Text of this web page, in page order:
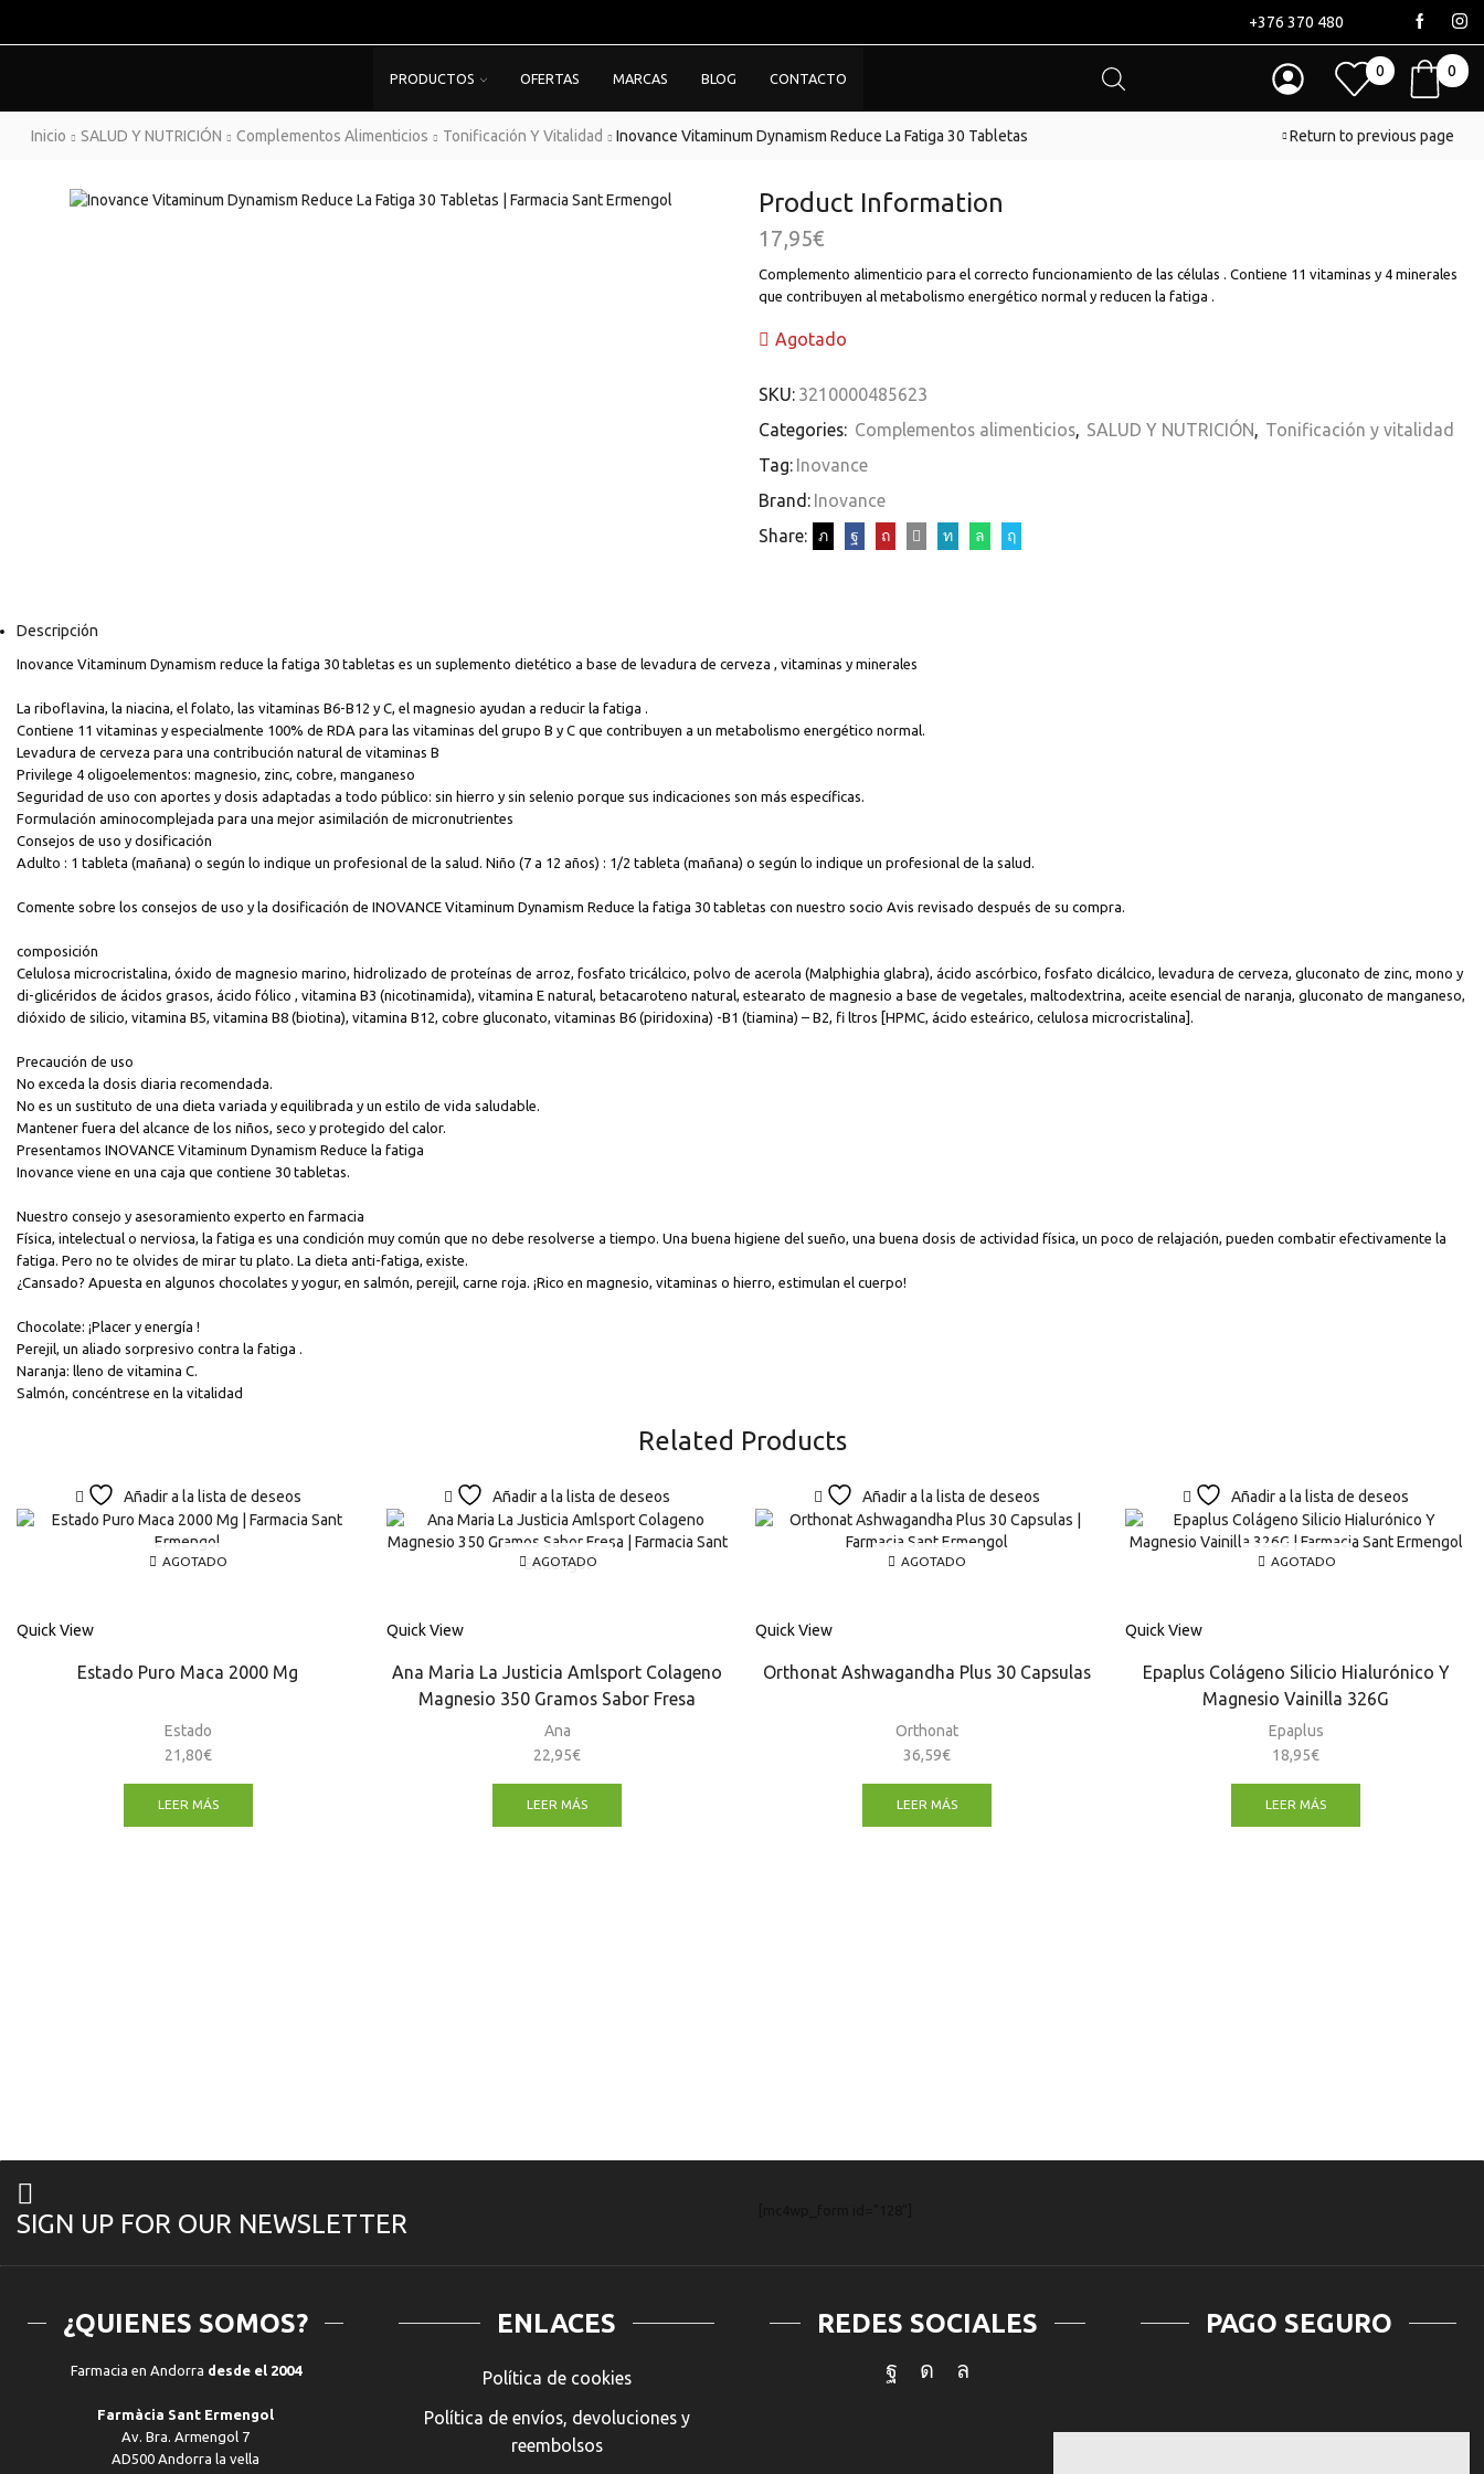
+376 370 480
PRODUCTOS OFERTAS MARCAS BLOG CONTACTO 0 0
Inicio SALUD Y NUTRICIÓN Complementos Alimenticios Tonificación Y Vitalidad Inovance Vitaminum Dynamism Reduce La Fatiga 30 Tabletas Return to previous page
Product Information
17,95€
Complemento alimenticio para el correcto funcionamiento de las células . Contiene 11 vitaminas y 4 minerales
que contribuyen al metabolismo energético normal y reducen la fatiga .
Agotado
SKU: 3210000485623
Categories: Complementos alimenticios, SALUD Y NUTRICIÓN, Tonificación y vitalidad
Tag: Inovance
Brand: Inovance
Share:
Descripción
Inovance Vitaminum Dynamism reduce la fatiga 30 tabletas es un suplemento dietético a base de levadura de cerveza , vitaminas y minerales
La riboflavina, la niacina, el folato, las vitaminas B6-B12 y C, el magnesio ayudan a reducir la fatiga .
Contiene 11 vitaminas y especialmente 100% de RDA para las vitaminas del grupo B y C que contribuyen a un metabolismo energético normal.
Levadura de cerveza para una contribución natural de vitaminas B
Privilege 4 oligoelementos: magnesio, zinc, cobre, manganeso
Seguridad de uso con aportes y dosis adaptadas a todo público: sin hierro y sin selenio porque sus indicaciones son más específicas.
Formulación aminocomplejada para una mejor asimilación de micronutrientes
Consejos de uso y dosificación
Adulto : 1 tableta (mañana) o según lo indique un profesional de la salud. Niño (7 a 12 años) : 1/2 tableta (mañana) o según lo indique un profesional de la salud.
Comente sobre los consejos de uso y la dosificación de INOVANCE Vitaminum Dynamism Reduce la fatiga 30 tabletas con nuestro socio Avis revisado después de su compra.
composición
Celulosa microcristalina, óxido de magnesio marino, hidrolizado de proteínas de arroz, fosfato tricálcico, polvo de acerola (Malphighia glabra), ácido ascórbico, fosfato dicálcico, levadura de cerveza, gluconato de zinc, mono y
di-glicéridos de ácidos grasos, ácido fólico , vitamina B3 (nicotinamida), vitamina E natural, betacaroteno natural, estearato de magnesio a base de vegetales, maltodextrina, aceite esencial de naranja, gluconato de manganeso,
dióxido de silicio, vitamina B5, vitamina B8 (biotina), vitamina B12, cobre gluconato, vitaminas B6 (piridoxina) -B1 (tiamina) – B2, fi ltros [HPMC, ácido esteárico, celulosa microcristalina].
Precaución de uso
No exceda la dosis diaria recomendada.
No es un sustituto de una dieta variada y equilibrada y un estilo de vida saludable.
Mantener fuera del alcance de los niños, seco y protegido del calor.
Presentamos INOVANCE Vitaminum Dynamism Reduce la fatiga
Inovance viene en una caja que contiene 30 tabletas.
Nuestro consejo y asesoramiento experto en farmacia
Física, intelectual o nerviosa, la fatiga es una condición muy común que no debe resolverse a tiempo. Una buena higiene del sueño, una buena dosis de actividad física, un poco de relajación, pueden combatir efectivamente la
fatiga. Pero no te olvides de mirar tu plato. La dieta anti-fatiga, existe.
¿Cansado? Apuesta en algunos chocolates y yogur, en salmón, perejil, carne roja. ¡Rico en magnesio, vitaminas o hierro, estimulan el cuerpo!
Chocolate: ¡Placer y energía !
Perejil, un aliado sorpresivo contra la fatiga .
Naranja: lleno de vitamina C.
Salmón, concéntrese en la vitalidad
Related Products
Añadir a la lista de deseos
AGOTADO
Quick View
Estado Puro Maca 2000 Mg
Estado
21,80€
LEER MÁS
Añadir a la lista de deseos
AGOTADO
Quick View
Ana Maria La Justicia Amlsport Colageno
Magnesio 350 Gramos Sabor Fresa
Ana
22,95€
LEER MÁS
Añadir a la lista de deseos
AGOTADO
Quick View
Orthonat Ashwagandha Plus 30 Capsulas
Orthonat
36,59€
LEER MÁS
Añadir a la lista de deseos
AGOTADO
Quick View
Epaplus Colágeno Silicio Hialurónico Y
Magnesio Vainilla 326G
Epaplus
18,95€
LEER MÁS
SIGN UP FOR OUR NEWSLETTER
¿QUIENES SOMOS?
Farmacia en Andorra desde el 2004
Farmàcia Sant Ermengol
Av. Bra. Armengol 7
AD500 Andorra la vella
ENLACES
Política de cookies
Política de envíos, devoluciones y
reembolsos
REDES SOCIALES
Facebook
Instagram
Whatsapp
PAGO SEGURO